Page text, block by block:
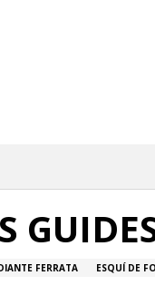
FERRATA ESQUÍ DE